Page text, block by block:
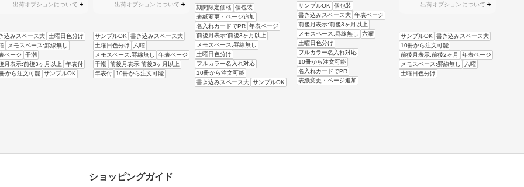
出荷オプションについて
込みスペース大
土曜日色分け
メモスペース:罫線無し
ページ
干潮
月表示:前後3ヶ月以上
年表付
から注文可能 サンプルOK
出荷オプションについて
サンプルOK
書き込みスペース大
土曜日色分け
六曜
メモスペース:罫線無し
年表ページ
干潮 前後月表示:前後3ヶ月以上
年表付
10冊から注文可能
期間限定価格 個包装
表紙変更・ページ追加
名入れカードでPR 年表ページ
前後月表示:前後3ヶ月以上
メモスペース:罫線無し
土曜日色分け
フルカラー名入れ対応
10冊から注文可能
書き込みスペース大 サンプルOK
サンプルOK 個包装
書き込みスペース大 年表ページ
前後月表示:前後3ヶ月以上
メモスペース:罫線無し
六曜
土曜日色分け
フルカラー名入れ対応
10冊から注文可能
名入れカードでPR
表紙変更・ページ追加
出荷オプションについて
サンプルOK
書き込みスペース大
10冊から注文可能
前後月表示:前後2ヶ月
年表ページ
メモスペース:罫線無し
六曜
土曜日色分け
ショッピングガイド